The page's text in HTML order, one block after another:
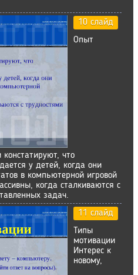
10 слайд
Опыт
констатируют, что
у детей, когда они
в компьютерной игровой
когда сталкиваются с
задач.
11 слайд
Типы
мотивации
Интерес к
новому,